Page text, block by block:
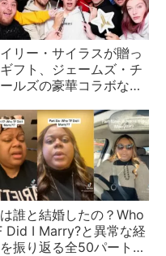
リー・サイラスが贈っ
フト、ジェームズ・チ
ルズの豪華コラボな
誰と結婚したの？Who
Did I Marry?と異常な経
振り返る全50パート8